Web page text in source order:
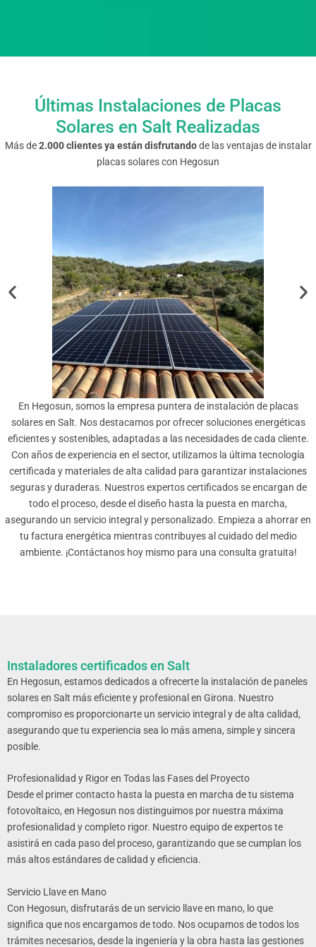
Últimas Instalaciones de Placas
Solares en Salt Realizadas
Más de2.000 clientes ya están disfrutandode las ventajas de instalar
placas solares con Hegosun
En Hegosun, somos la empresa puntera de instalación de placas
solares en Salt. Nos destacamos por ofrecer soluciones energéticas
eficientes y sostenibles, adaptadas a las necesidades de cada cliente.
Con años de experiencia en el sector, utilizamos la última tecnología
certificada y materiales de alta calidad para garantizar instalaciones
seguras y duraderas. Nuestros expertos certificados se encargan de
todo el proceso, desde el diseño hasta la puesta en marcha,
asegurando un servicio integral y personalizado. Empieza a ahorrar en
tu factura energética mientras contribuyes al cuidado del medio
ambiente. ¡Contáctanos hoy mismo para una consulta gratuita!
Instaladores certificados en Salt
En Hegosun, estamos dedicados a ofrecerte la instalación de paneles
solares en Salt más eficiente y profesional en Girona. Nuestro
compromiso es proporcionarte un servicio integral y de alta calidad,
asegurando que tu experiencia sea lo más amena, simple y sincera
posible.
Profesionalidad y Rigor en Todas las Fases del Proyecto
Desde el primer contacto hasta la puesta en marcha de tu sistema
fotovoltaico, en Hegosun nos distinguimos por nuestra máxima
profesionalidad y completo rigor. Nuestro equipo de expertos te
asistirá en cada paso del proceso, garantizando que se cumplan los
más altos estándares de calidad y eficiencia.
Servicio Llave en Mano
Con Hegosun, disfrutarás de un servicio llave en mano, lo que
significa que nos encargamos de todo. Nos ocupamos de todos los
trámites necesarios, desde la ingeniería y la obra hasta las gestiones